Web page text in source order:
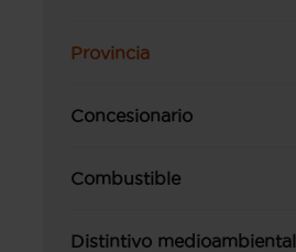
Provincia
Concesionario
Combustible
Distintivo medioambiental